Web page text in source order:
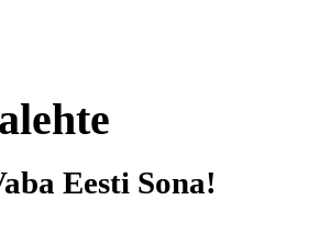
Eesti Sona!